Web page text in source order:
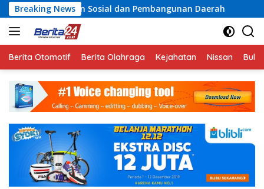
Langsung
ke
konten
Breaking News
dan Pembangunan Daerah Rayakan Semangat
Berita Otomotif Berita Olahraga Kejahatan Nissan